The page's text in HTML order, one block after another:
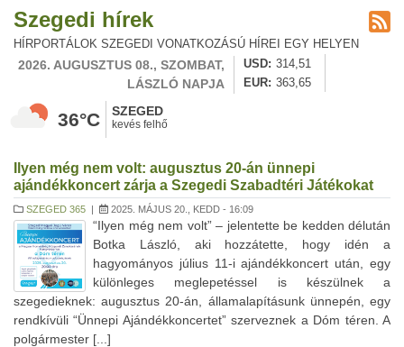
Szegedi hírek
HÍRPORTÁLOK SZEGEDI VONATKOZÁSÚ HÍREI EGY HELYEN
2026. AUGUSZTUS 08., SZOMBAT,
LÁSZLÓ NAPJA
USD
314,51
EUR
363,65
36°C SZEGED
kevés felhő
Ilyen még nem volt: augusztus 20-án ünnepi
ajándékkoncert zárja a Szegedi Szabadtéri Játékokat
SZEGED 365 | 2025. MÁJUS 20., KEDD - 16:09
“Ilyen még nem volt” – jelentette be kedden délután
Botka László, aki hozzátette, hogy idén a
hagyományos július 11-i ajándékkoncert után, egy
különleges meglepetéssel is készülnek a
szegedieknek: augusztus 20-án, államalapításunk ünnepén, egy
rendkívüli “Ünnepi Ajándékkoncertet” szerveznek a Dóm téren. A
polgármester [...]